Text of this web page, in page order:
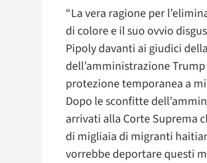
“La vera ragione per
di colore e il suo ovvio
Pipoly davanti ai giudici
dell’amministrazione
protezione temporanea a
Dopo le sconfitte
arrivati alla Corte Suprema
di migliaia di migranti
vorrebbe deportare questi